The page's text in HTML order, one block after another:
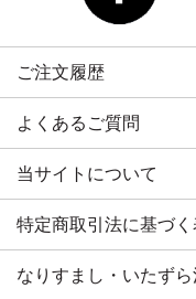
ご注文履歴
よくあるご質問
当サイトについて
特定商取引法に基づ
なりすまし・いたず